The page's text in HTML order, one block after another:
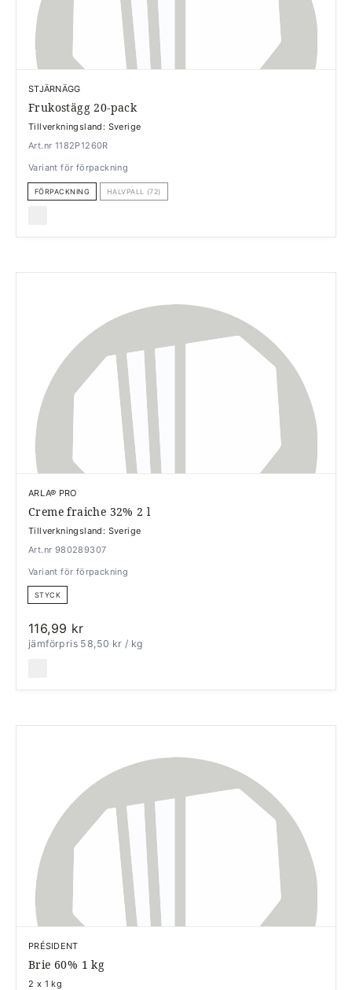
STJÄRNÄGG
Frukostägg 20-pack
Tillverkningsland: Sverige
Art.nr 1182P1260R
Variant för förpackning
FÖRPACKNING HALVPALL (72)
ARLA® PRO
Creme fraiche 32% 2 l
Tillverkningsland: Sverige
Art.nr 980289307
Variant för förpackning
STYCK
116,99 kr
jämförpris 58,50 kr/ kg
PRÉSIDENT
Brie 60% 1 kg
2 x 1 kg